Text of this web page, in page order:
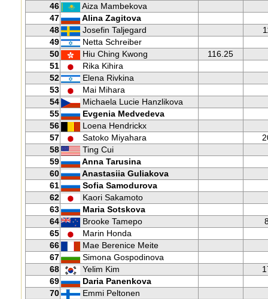
46
Aiza Mambekova
47
Alina Zagitova
48
Josefin Taljegard
49
Netta Schreiber
50
Hiu Ching Kwong
116.25
51
Rika Kihira
52
Elena Rivkina
53
Mai Mihara
54
Michaela Lucie Hanzlikova
55
Evgenia Medvedeva
56
Loena Hendrickx
57
Satoko Miyahara
58
Ting Cui
59
Anna Tarusina
60
Anastasiia Guliakova
61
Sofia Samodurova
62
Kaori Sakamoto
63
Maria Sotskova
64
Brooke Tamepo
65
Marin Honda
66
Mae Berenice Meite
67
Simona Gospodinova
68
Yelim Kim
69
Daria Panenkova
70
Emmi Peltonen